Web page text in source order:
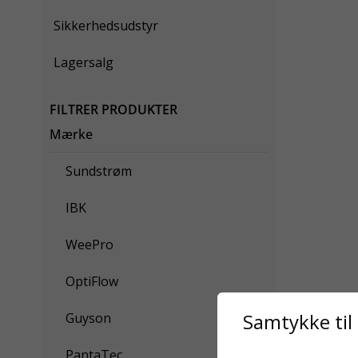
Sikkerhedsudstyr
Lagersalg
FILTRER PRODUKTER
Mærke
Sundstrøm
IBK
WeePro
OptiFlow
Guyson Samtykke til